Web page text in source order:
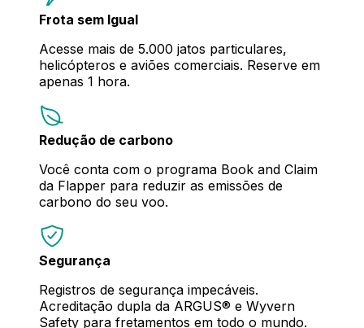
Frota sem Igual
Acesse mais de 5.000 jatos particulares,
helicópteros e aviões comerciais. Reserve em
apenas 1 hora.
Redução de carbono
Você conta com o programa Book and Claim
da Flapper para reduzir as emissões de
carbono do seu voo.
Segurança
Registros de segurança impecáveis.
Acreditação dupla da ARGUS® e Wyvern
Safety para fretamentos em todo o mundo.